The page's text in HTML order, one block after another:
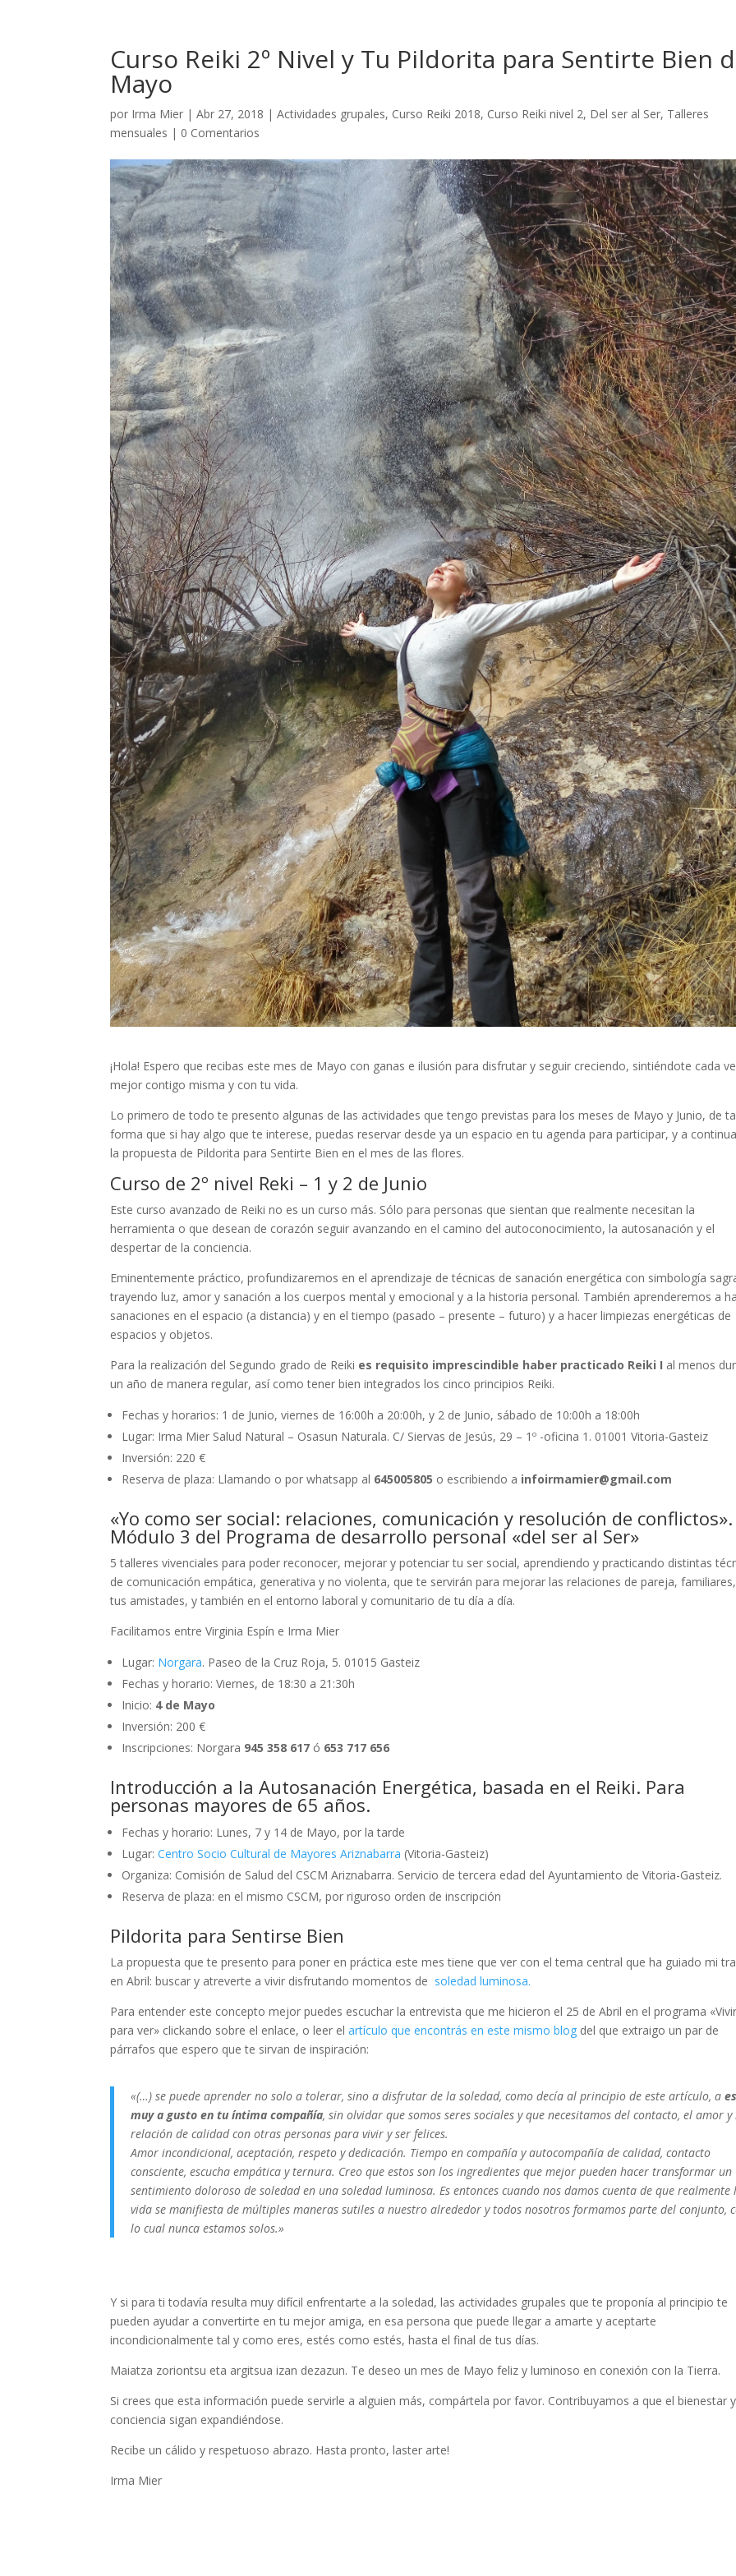
Curso Reiki 2º Nivel y Tu Pildorita para Sentirte Bien
Mayo
por Irma Mier |Abr 27, 2018 |Actividades grupales, Curso Reiki 2018, Curso Reiki nivel 2, Del ser al Ser, Talleres
mensuales | 0 Comentarios
¡Hola! Espero que recibas este mes de Mayo con ganas e ilusión para disfrutar y seguir creciendo, sintiéndote cada
mejor contigo misma y con tu vida.
Lo primero de todo te presento algunas de las actividades que tengo previstas para los meses de Mayo y Junio, de
forma que si hay algo que te interese, puedas reservar desde ya un espacio en tu agenda para participar, y a
la propuesta de Pildorita para Sentirte Bien en el mes de las flores.
Curso de 2º nivel Reki – 1 y 2 de Junio
Este curso avanzado de Reiki no es un curso más. Sólo para personas que sientan que realmente necesitan la
herramienta o que desean de corazón seguir avanzando en el camino del autoconocimiento, la autosanación y el
despertar de la conciencia.
Eminentemente práctico, profundizaremos en el aprendizaje de técnicas de sanación energética con simbología
trayendo luz, amor y sanación a los cuerpos mental y emocional y a la historia personal. También aprenderemos a
sanaciones en el espacio (a distancia) y en el tiempo (pasado – presente – futuro) y a hacer limpiezas energéticas de
espacios y objetos.
Para la realización del Segundo grado de Reiki es requisito imprescindible haber practicado Reiki I al menos
un año de manera regular, así como tener bien integrados los cinco principios Reiki.
Fechas y horarios: 1 de Junio, viernes de 16:00h a 20:00h, y 2 de Junio, sábado de 10:00h a 18:00h
Lugar: Irma Mier Salud Natural – Osasun Naturala. C/ Siervas de Jesús, 29 – 1º -oficina 1. 01001 Vitoria-Gasteiz
Inversión: 220 €
Reserva de plaza: Llamando o por whatsapp al 645005805 o escribiendo a infoirmamier@gmail.com
«Yo como ser social: relaciones, comunicación y resolución de conflictos».
Módulo 3 del Programa de desarrollo personal«del ser al Ser»
5 talleres vivenciales para poder reconocer, mejorar y potenciar tu ser social, aprendiendo y practicando distintas
de comunicación empática, generativa y no violenta, que te servirán para mejorar las relaciones de pareja,
tus amistades, y también en el entorno laboral y comunitario de tu día a día.
Facilitamos entre Virginia Espín e Irma Mier
Lugar: Norgara. Paseo de la Cruz Roja, 5. 01015 Gasteiz
Fechas y horario: Viernes, de 18:30 a 21:30h
Inicio: 4 de Mayo
Inversión: 200 €
Inscripciones: Norgara 945 358 617 ó 653 717 656
Introducción a la Autosanación Energética, basada en el Reiki. Para
personas mayores de 65 años.
Fechas y horario: Lunes, 7 y 14 de Mayo, por la tarde
Lugar:Centro Socio Cultural de Mayores Ariznabarra (Vitoria-Gasteiz)
Organiza: Comisión de Salud del CSCM Ariznabarra. Servicio de tercera edad del Ayuntamiento de Vitoria-Gasteiz.
Reserva de plaza: en el mismo CSCM, por riguroso orden de inscripción
Pildorita para Sentirse Bien
La propuesta que te presento para poner en práctica este mes tiene que ver con el tema central que ha guiado mi
en Abril: buscar y atreverte a vivir disfrutando momentos de soledad luminosa.
Para entender este concepto mejor puedes escuchar la entrevista que me hicieron el 25 de Abril en el programa
para ver» clickando sobre el enlace, o leer elartículo que encontrás en este mismo blog del que extraigo un par de
párrafos que espero que te sirvan de inspiración:
«(…) se puede aprender no solo a tolerar, sino a disfrutar de la soledad, como decía al principio de este artículo, a
muy a gusto en tu íntima compañía, sin olvidar que somos seres sociales y que necesitamos del contacto, el amor y
relación de calidad con otras personas para vivir y ser felices.
Amor incondicional, aceptación, respeto y dedicación. Tiempo en compañía y autocompañía de calidad, contacto
consciente, escucha empática y ternura. Creo que estos son los ingredientes que mejor pueden hacer transformar un
sentimiento doloroso de soledad en una soledad luminosa. Es entonces cuando nos damos cuenta de que realmente
vida se manifiesta de múltiples maneras sutiles a nuestro alrededor y todos nosotros formamos parte del conjunto,
lo cual nunca estamos solos.»
Y si para ti todavía resulta muy difícil enfrentarte a la soledad, las actividades grupales que te proponía al principio te
pueden ayudar a convertirte en tu mejor amiga, en esa persona que puede llegar a amarte y aceptarte
incondicionalmente tal y como eres, estés como estés, hasta el final de tus días.
Maiatza zoriontsu eta argitsua izan dezazun. Te deseo un mes de Mayo feliz y luminoso en conexión con la Tierra.
Si crees que esta información puede servirle a alguien más, compártela por favor. Contribuyamos a que el bienestar
conciencia sigan expandiéndose.
Recibe un cálido y respetuoso abrazo. Hasta pronto, laster arte!
Irma Mier